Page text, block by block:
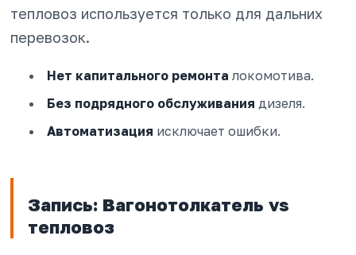
тепловоз используется только для дальних
перевозок.
Нет капитального ремонта локомотива.
Без подрядного обслуживания дизеля.
Автоматизация исключает ошибки.
Запись: Вагонотолкатель vs
тепловоз